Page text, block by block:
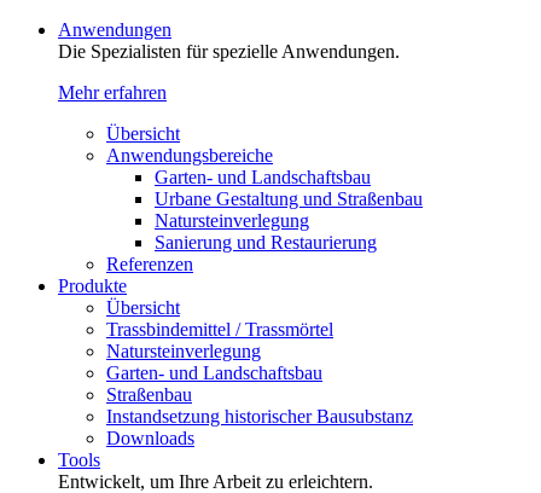
Anwendungen
Die Spezialisten für spezielle Anwendungen.
Mehr erfahren
Übersicht
Anwendungsbereiche
Garten- und Landschaftsbau
Urbane Gestaltung und Straßenbau
Natursteinverlegung
Sanierung und Restaurierung
Referenzen
Produkte
Übersicht
Trassbindemittel / Trassmörtel
Natursteinverlegung
Garten- und Landschaftsbau
Straßenbau
Instandsetzung historischer Bausubstanz
Downloads
Tools
Entwickelt, um Ihre Arbeit zu erleichtern.